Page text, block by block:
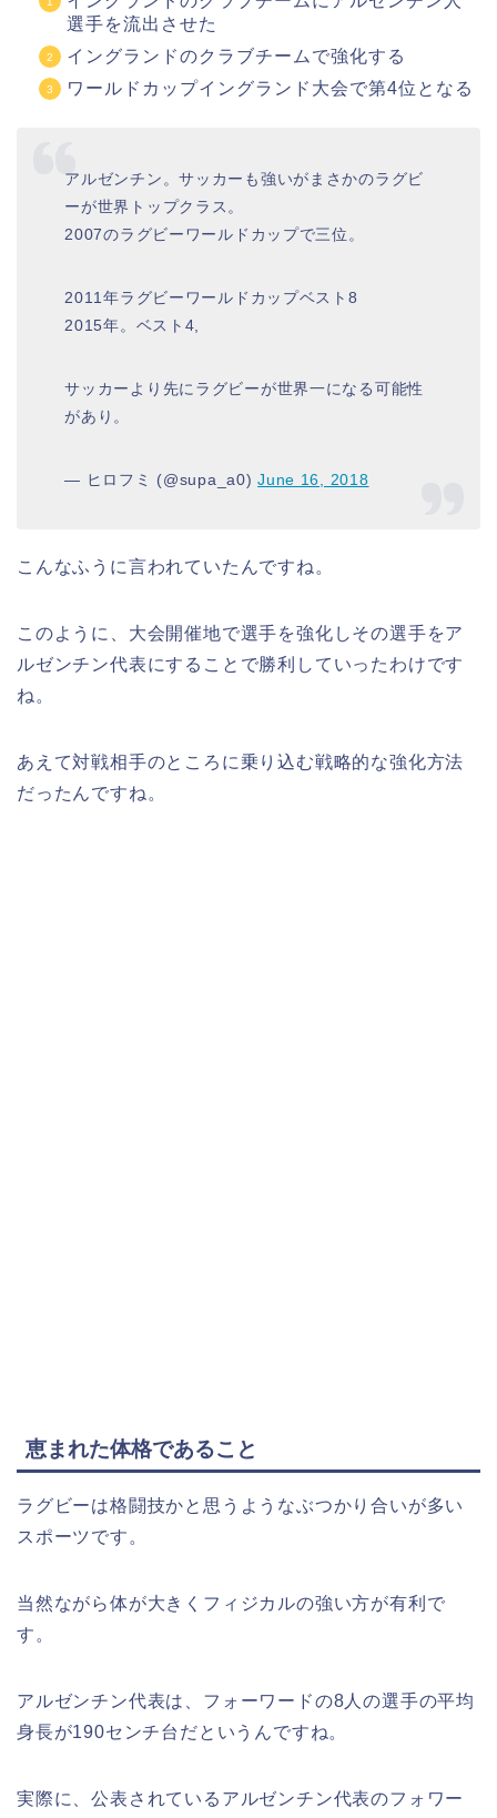
選手を流出させた
イングランドのクラブチームで強化する
ワールドカップイングランド大会で第4位となる
アルゼンチン。サッカーも強いがまさかのラグビ
ーが世界トップクラス。
2007のラグビーワールドカップで三位。
2011年ラグビーワールドカップベスト8
2015年。ベスト4,
サッカーより先にラグビーが世界一になる可能性
があり。
— ヒロフミ (@supa_a0)June 16, 2018
こんなふうに言われていたんですね。
このように、大会開催地で選手を強化しその選手をア
ルゼンチン代表にすることで勝利していったわけです
ね。
あえて対戦相手のところに乗り込む戦略的な強化方法
だったんですね。
恵まれた体格であること
ラグビーは格闘技かと思うようなぶつかり合いが多い
スポーツです。
当然ながら体が大きくフィジカルの強い方が有利で
す。
アルゼンチン代表は、フォーワードの8人の選手の平均
身長が190センチ台だというんですね。
実際に、公表されているアルゼンチン代表のフォワー